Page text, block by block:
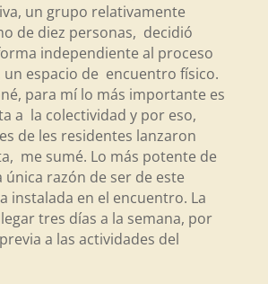
un grupo relativamente
de diez personas, decidió
independiente al proceso
un espacio de encuentro físico.
para mí lo más importante es
a la colectividad y por eso,
de les residentes lanzaron
me sumé. Lo más potente de
única razón de ser de este
instalada en el encuentro. La
tres días a la semana, por
a las actividades del